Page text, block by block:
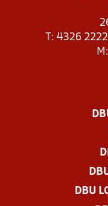
T: 4326
M:
DBU